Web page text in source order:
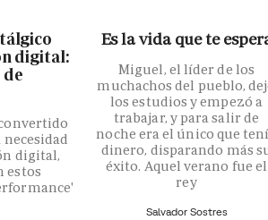
digital:
digital,
estos
Es la vida que te
Miguel, el líder de los
muchachos del pueblo,
los estudios y empezó a
trabajar, y para salir de
noche era el único que
dinero, disparando más
éxito. Aquel verano fue el
rey
Salvador Sostres